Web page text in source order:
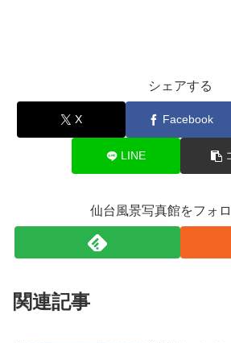
シェアする
X Facebook
LINE
仙台風景写真館をフォ
関連記事